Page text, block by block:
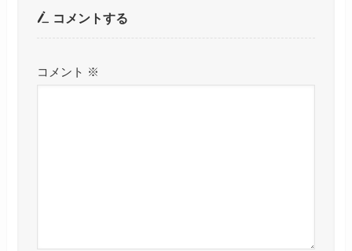
コメントする
コメント ※